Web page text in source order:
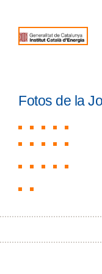
Fotos de la